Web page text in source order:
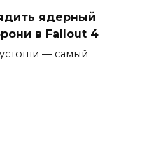
ядерный
в Fallout 4
— самый